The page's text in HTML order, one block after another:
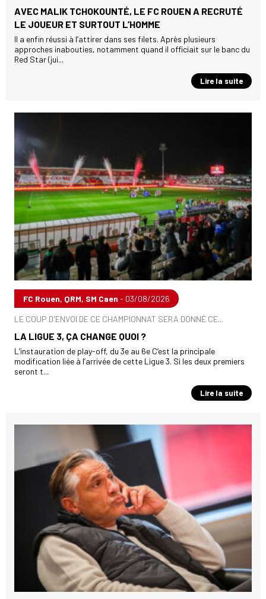
AVEC MALIK TCHOKOUNTÉ, LE FC ROUEN A RECRUTÉ
LE JOUEUR ET SURTOUT L’HOMME
Il a enfin réussi à l’attirer dans ses filets. Après plusieurs
approches inabouties, notamment quand il officiait sur le banc du
Red Star (jui...
Lire la suite
FC Rouen, QRM, SM Caen - 03/08/2026
LE COUP D'ENVOI DE CE CHAMPIONNAT SERA DONNÉ CE...
LA LIGUE 3, ÇA CHANGE QUOI ?
L’instauration de play-off, du 3e au 6e C’est la principale
modification liée à l’arrivée de cette Ligue 3. Si les deux premiers
seront t...
Lire la suite